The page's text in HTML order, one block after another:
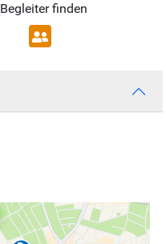
Begleiter finden